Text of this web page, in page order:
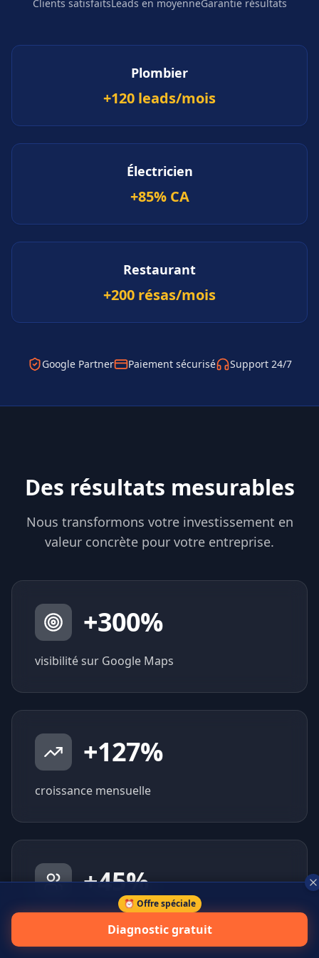
Clients satisfaitsLeads en moyenneGarantie résultats
Plombier
+120 leads/mois
Électricien
+85% CA
Restaurant
+200 résas/mois
Google Partner Paiement sécurisé Support 24/7
Des résultats mesurables
Nous transformons votre investissement en
valeur concrète pour votre entreprise.
+300%
visibilité sur Google Maps
+127%
croissance mensuelle
+45%
⏰ Offre spéciale
Diagnostic gratuit